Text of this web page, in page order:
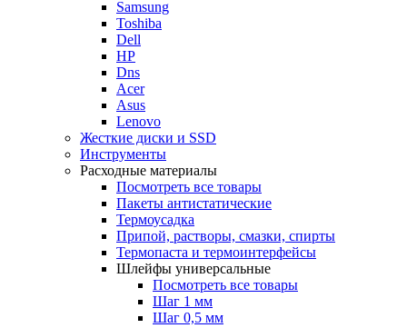
Samsung
Toshiba
Dell
HP
Dns
Acer
Asus
Lenovo
Жесткие диски и SSD
Инструменты
Расходные материалы
Посмотреть все товары
Пакеты антистатические
Термоусадка
Припой, растворы, смазки, спирты
Термопаста и термоинтерфейсы
Шлейфы универсальные
Посмотреть все товары
Шаг 1 мм
Шаг 0,5 мм